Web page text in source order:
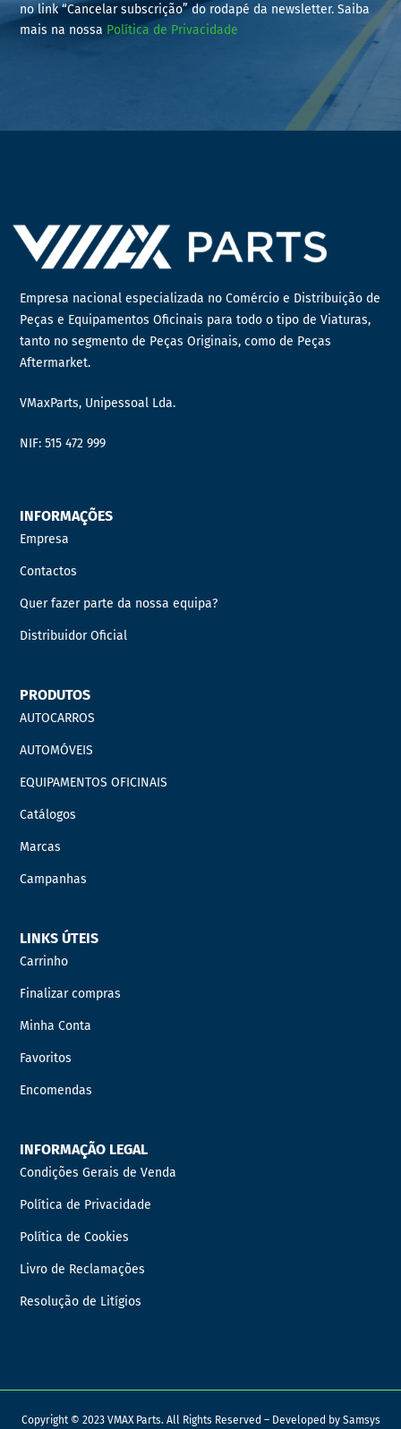
no link “Cancelar subscrição” do rodapé da newsletter. Saiba
mais na nossa Política de Privacidade
Empresa nacional especializada no Comércio e Distribuição de
Peças e Equipamentos Oficinais para todo o tipo de Viaturas,
tanto no segmento de Peças Originais, como de Peças
Aftermarket.
VMaxParts, Unipessoal Lda.
NIF: 515 472 999
INFORMAÇÕES
Empresa
Contactos
Quer fazer parte da nossa equipa?
Distribuidor Oficial
PRODUTOS
AUTOCARROS
AUTOMÓVEIS
EQUIPAMENTOS OFICINAIS
Catálogos
Marcas
Campanhas
LINKS ÚTEIS
Carrinho
Finalizar compras
Minha Conta
Favoritos
Encomendas
INFORMAÇÃO LEGAL
Condições Gerais de Venda
Política de Privacidade
Política de Cookies
Livro de Reclamações
Resolução de Litígios
Copyright © 2023 VMAX Parts. All Rights Reserved – Developed by Samsys